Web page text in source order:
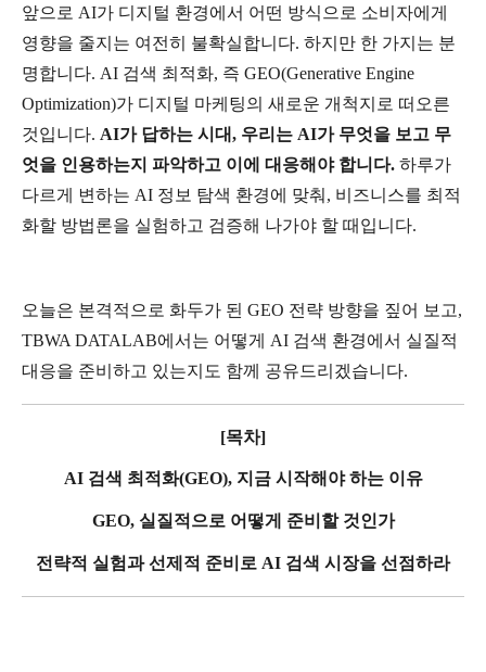
앞으로 AI가 디지털 환경에서 어떤 방식으로 소비자에게
영향을 줄지는 여전히 불확실합니다. 하지만 한 가지는 분
명합니다. AI 검색 최적화, 즉 GEO(Generative Engine
Optimization)가 디지털 마케팅의 새로운 개척지로 떠오른
것입니다. AI가 답하는 시대, 우리는 AI가 무엇을 보고 무
엇을 인용하는지 파악하고 이에 대응해야 합니다. 하루가
다르게
변하는 AI 정보 탐색 환경에 맞춰 , 비즈니스를 최적
화할 방법론을 실험하고 검증해 나가야 할 때입니다.
오늘은 본격적으로 화두가 된 GEO 전략 방향을 짚어 보고,
TBWA DATALAB에서는 어떻게 AI 검색 환경에서 실질적
대응을 준비하고 있는지도 함께 공유드리겠습니다.
[목차]
AI 검색 최적화(GEO), 지금 시작해야 하는 이유
GEO, 실질적으로 어떻게 준비할 것인가
전략적 실험과 선제적 준비로 AI 검색 시장을 선점하라